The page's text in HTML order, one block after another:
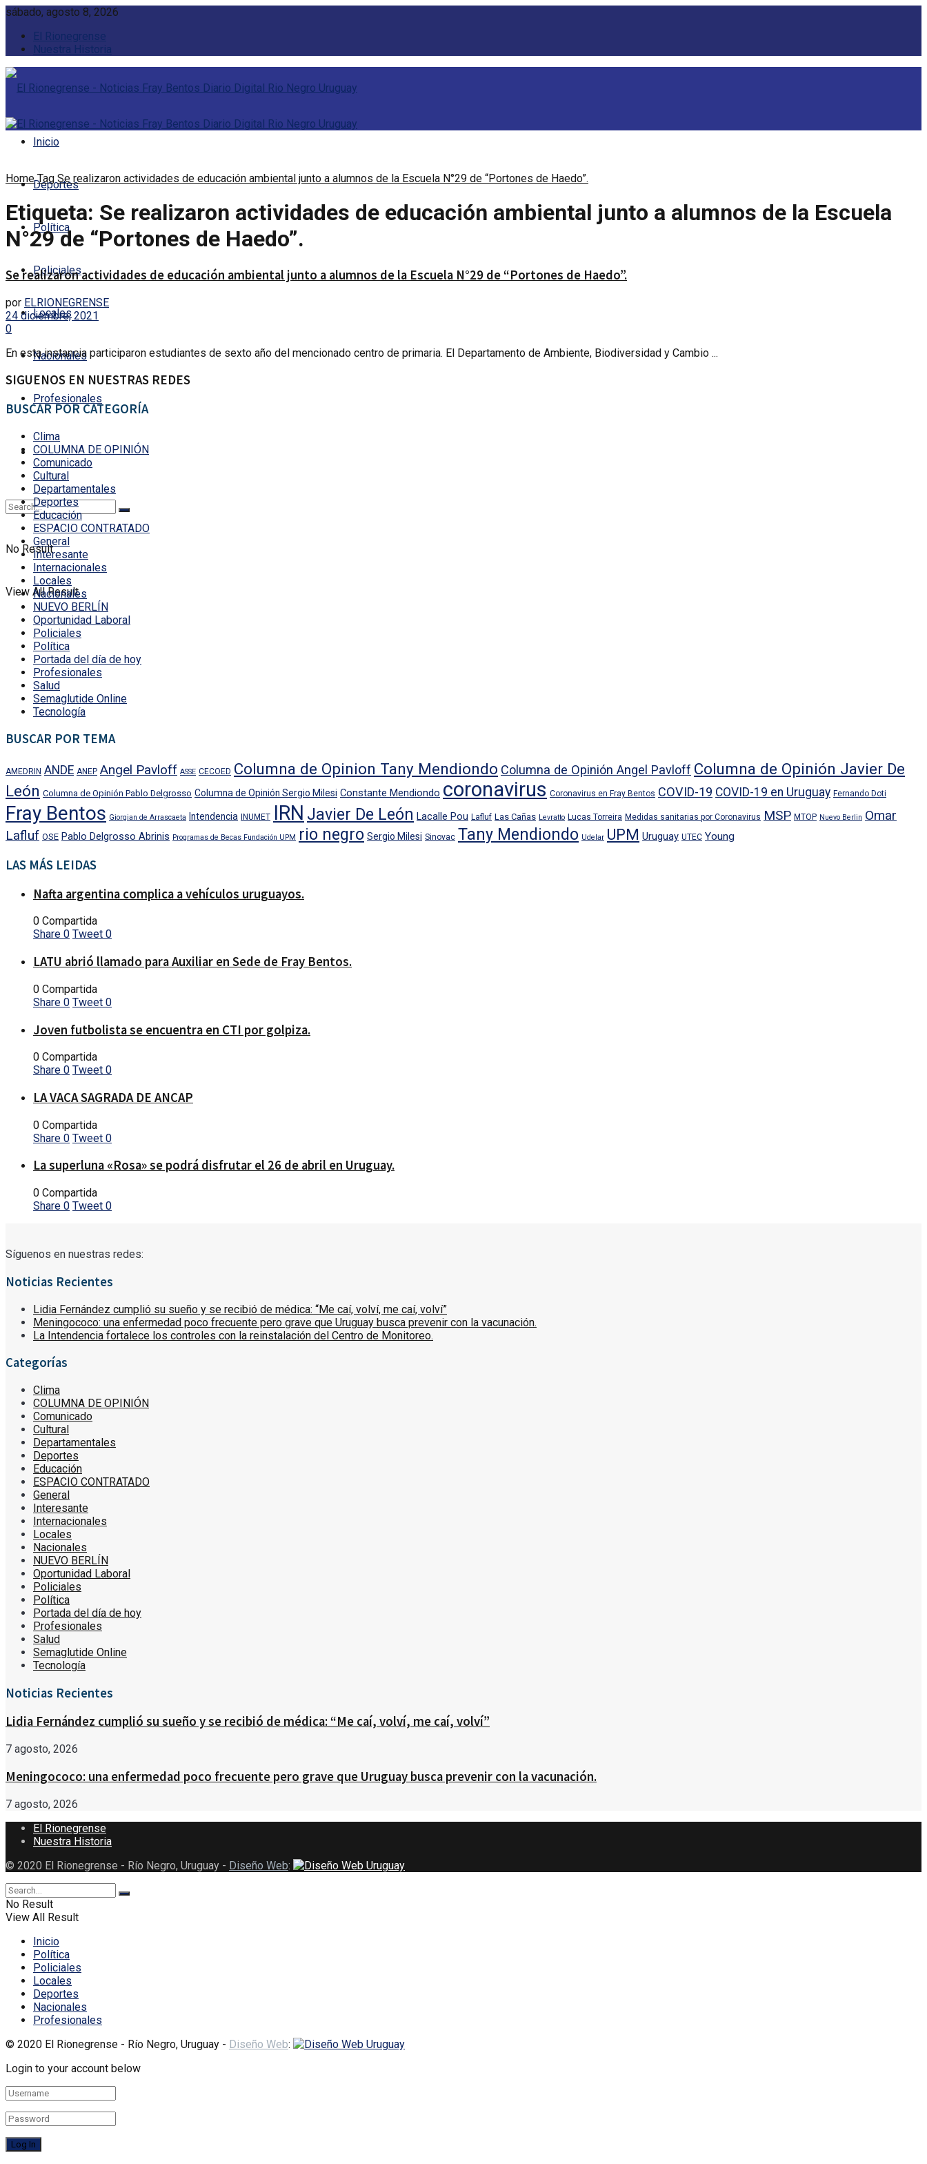
sábado, agosto 8, 2026
El Rionegrense
Nuestra Historia
Inicio
Deportes
Política
Policiales
Locales
Nacionales
Profesionales
No Result
View All Result
Home Tag Se realizaron actividades de educación ambiental junto a alumnos de la Escuela N°29 de “Portones de Haedo”.
Etiqueta: Se realizaron actividades de educación ambiental junto a alumnos de la Escuela
N°29 de “Portones de Haedo”.
Se realizaron actividades de educación ambiental junto a alumnos de la Escuela N°29 de “Portones de Haedo”.
por ELRIONEGRENSE
24 diciembre, 2021
0
En esta instancia participaron estudiantes de sexto año del mencionado centro de primaria. El Departamento de Ambiente, Biodiversidad y Cambio ...
SIGUENOS EN NUESTRAS REDES
BUSCAR POR CATEGORÍA
Clima
COLUMNA DE OPINIÓN
Comunicado
Cultural
Departamentales
Deportes
Educación
ESPACIO CONTRATADO
General
Interesante
Internacionales
Locales
Nacionales
NUEVO BERLÍN
Oportunidad Laboral
Policiales
Política
Portada del día de hoy
Profesionales
Salud
Semaglutide Online
Tecnología
BUSCAR POR TEMA
AMEDRIN ANDE ANEP Angel Pavloff ASSE CECOED Columna de Opinion Tany Mendiondo Columna de Opinión Angel Pavloff Columna de Opinión Javier De
León Columna de Opinión Pablo Delgrosso Columna de Opinión Sergio Milesi Constante Mendiondo coronavirus Coronavirus en Fray Bentos COVID-19 COVID-19 en Uruguay Fernando Doti
Fray Bentos Giorgian de Arrascaeta Intendencia INUMET IRN Javier De León Lacalle Pou Lafluf Las Cañas Levratto Lucas Torreira Medidas sanitarias por Coronavirus MSP MTOP Nuevo Berlin Omar
Lafluf OSE Pablo Delgrosso Abrinis Programas de Becas Fundación UPM rio negro Sergio Milesi Sinovac Tany Mendiondo Udelar UPM Uruguay UTEC Young
LAS MÁS LEIDAS
Nafta argentina complica a vehículos uruguayos.
0 Compartida
Share 0 Tweet 0
LATU abrió llamado para Auxiliar en Sede de Fray Bentos.
0 Compartida
Share 0 Tweet 0
Joven futbolista se encuentra en CTI por golpiza.
0 Compartida
Share 0 Tweet 0
LA VACA SAGRADA DE ANCAP
0 Compartida
Share 0 Tweet 0
La superluna «Rosa» se podrá disfrutar el 26 de abril en Uruguay.
0 Compartida
Share 0 Tweet 0
Síguenos en nuestras redes:
Noticias Recientes
Lidia Fernández cumplió su sueño y se recibió de médica: “Me caí, volví, me caí, volví”
Meningococo: una enfermedad poco frecuente pero grave que Uruguay busca prevenir con la vacunación.
La Intendencia fortalece los controles con la reinstalación del Centro de Monitoreo.
Categorías
Clima
COLUMNA DE OPINIÓN
Comunicado
Cultural
Departamentales
Deportes
Educación
ESPACIO CONTRATADO
General
Interesante
Internacionales
Locales
Nacionales
NUEVO BERLÍN
Oportunidad Laboral
Policiales
Política
Portada del día de hoy
Profesionales
Salud
Semaglutide Online
Tecnología
Noticias Recientes
Lidia Fernández cumplió su sueño y se recibió de médica: “Me caí, volví, me caí, volví”
7 agosto, 2026
Meningococo: una enfermedad poco frecuente pero grave que Uruguay busca prevenir con la vacunación.
7 agosto, 2026
El Rionegrense
Nuestra Historia
© 2020 El Rionegrense - Río Negro, Uruguay - Diseño Web:
No Result
View All Result
Inicio
Política
Policiales
Locales
Deportes
Nacionales
Profesionales
© 2020 El Rionegrense - Río Negro, Uruguay - Diseño Web:
Login to your account below